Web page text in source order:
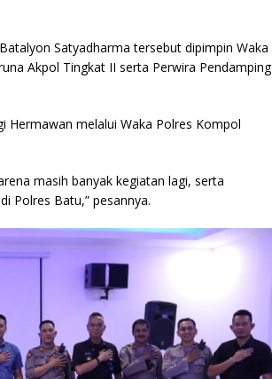
Satyadharma tersebut dipimpin Waka
Akpol Tingkat II serta Perwira Pendamping
Hermawan melalui Waka Polres Kompol
masih banyak kegiatan lagi, serta
Polres Batu,” pesannya.